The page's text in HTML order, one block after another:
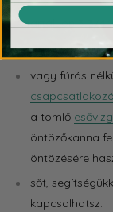
A tartályon 3 3/
csapot,
vagy fúrás
csapcsatlakozó
a tömlő
öntözőkanna
öntözésére
sőt,
kapcsolhatsz.